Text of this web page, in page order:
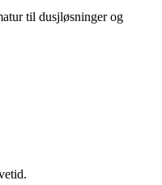
til dusjløsninger og